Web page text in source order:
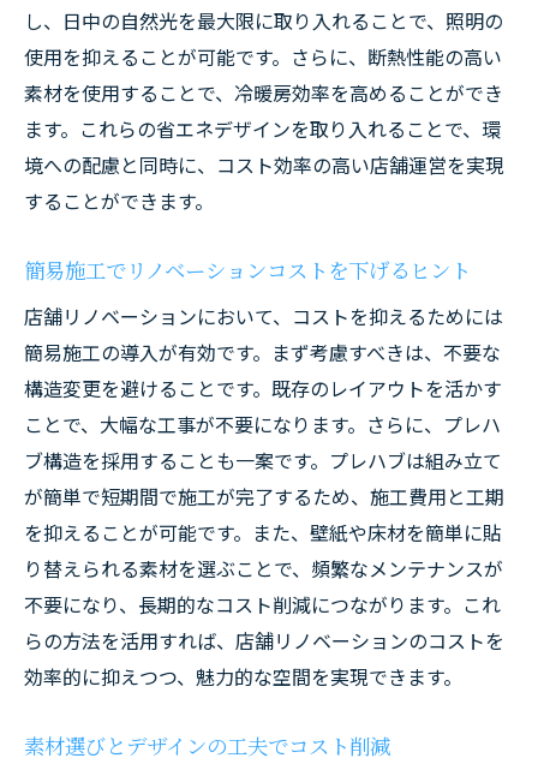
し、日中の自然光を最大限に取り入れることで、照明の
使用を抑えることが可能です。さらに、断熱性能の高い
素材を使用することで、冷暖房効率を高めることができ
ます。これらの省エネデザインを取り入れることで、環
境への配慮と同時に、コスト効率の高い店舗運営を実現
することができます。
簡易施工でリノベーションコストを下げるヒント
店舗リノベーションにおいて、コストを抑えるためには
簡易施工の導入が有効です。まず考慮すべきは、不要な
構造変更を避けることです。既存のレイアウトを活かす
ことで、大幅な工事が不要になります。さらに、プレハ
ブ構造を採用することも一案です。プレハブは組み立て
が簡単で短期間で施工が完了するため、施工費用と工期
を抑えることが可能です。また、壁紙や床材を簡単に貼
り替えられる素材を選ぶことで、頻繁なメンテナンスが
不要になり、長期的なコスト削減につながります。これ
らの方法を活用すれば、店舗リノベーションのコストを
効率的に抑えつつ、魅力的な空間を実現できます。
素材選びとデザインの工夫でコスト削減